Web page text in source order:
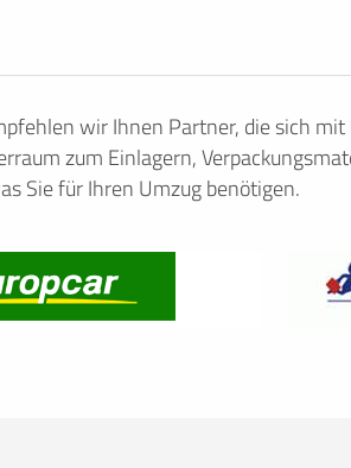
wir Ihnen Partner, die sich
zum Einlagern,
Sie für Ihren Umzug benötigen.